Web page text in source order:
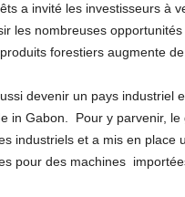
a invité les investisseurs à
les nombreuses opportunités
forestiers augmente de
devenir un pays industriel
in Gabon. Pour y parvenir,
industriels et a mis en place
pour des machines